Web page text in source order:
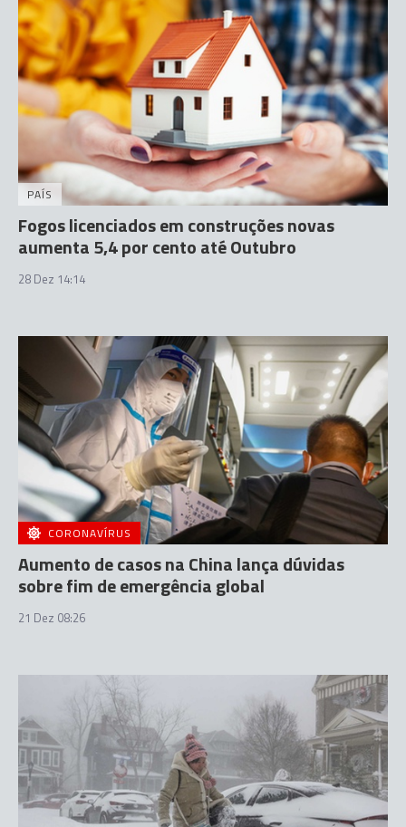
PAÍS
Fogos licenciados em construções novas
aumenta 5,4 por cento até Outubro
28 Dez 14:14
CORONAVÍRUS
Aumento de casos na China lança dúvidas
sobre fim de emergência global
21 Dez 08:26